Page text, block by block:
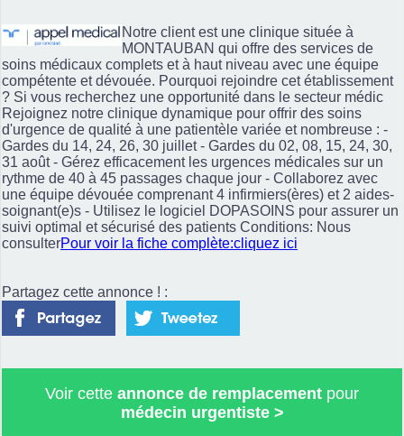
Notre client est une clinique située à
MONTAUBAN qui offre des services de
soins médicaux complets et à haut niveau avec une équipe
compétente et dévouée. Pourquoi rejoindre cet établissement
? Si vous recherchez une opportunité dans le secteur médic
Rejoignez notre clinique dynamique pour offrir des soins
d'urgence de qualité à une patientèle variée et nombreuse : -
Gardes du 14, 24, 26, 30 juillet - Gardes du 02, 08, 15, 24, 30,
31 août - Gérez efficacement les urgences médicales sur un
rythme de 40 à 45 passages chaque jour - Collaborez avec
une équipe dévouée comprenant 4 infirmiers(ères) et 2 aides-
soignant(e)s - Utilisez le logiciel DOPASOINS pour assurer un
suivi optimal et sécurisé des patients Conditions: Nous
consulterPour voir la fiche complète:cliquez ici
Partagez cette annonce ! :
Voir cette annonce de remplacement pour
médecin urgentiste>